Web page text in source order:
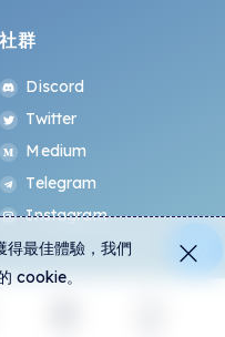
社群
Discord
Twitter
Medium
Telegram
Instagram
得最佳體驗，我們
cookie。